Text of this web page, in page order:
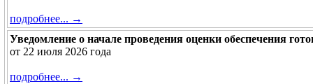
подробнее... →
Уведомление о начале проведения оценки обеспечения
от 22 июля 2026 года
подробнее... →